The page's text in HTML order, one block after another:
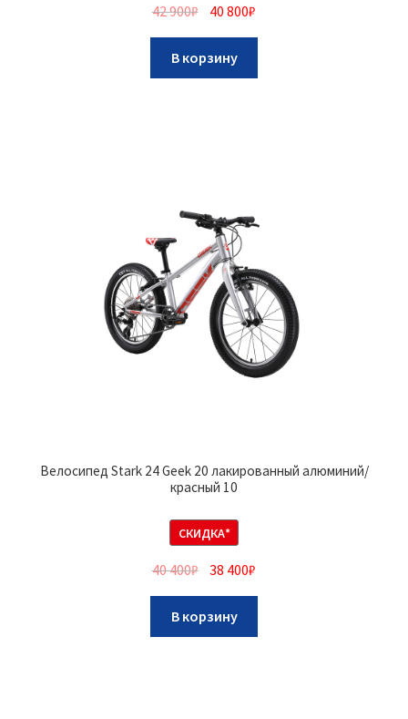
42 900₽ 40 800₽
В корзину
Велосипед Stark 24 Geek 20 лакированный алюминий/
красный 10
СКИДКА*
40 400₽ 38 400₽
В корзину